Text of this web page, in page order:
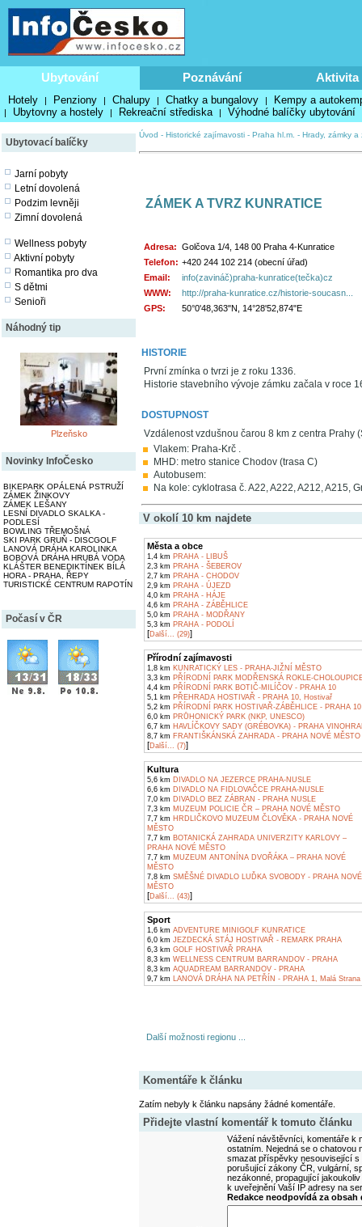
Ubytování Poznávání Aktivita
Hotely | Penziony | Chalupy | Chatky a bungalovy | Kempy a
| Ubytovny a hostely | Rekreační střediska | Výhodné balíčky ubytování
Ubytovací balíčky
Jarní pobyty
Letní dovolená
Podzim levněji
Zimní dovolená
Wellness pobyty
Aktivní pobyty
Romantika pro dva
S dětmi
Senioři
Náhodný tip
Plzeňsko
Novinky InfoČesko
BIKEPARK OPÁLENÁ PSTRUŽÍ
ZÁMEK ŽINKOVY
ZÁMEK LEŠANY
LESNÍ DIVADLO SKALKA -
PODLESÍ
BOWLING TŘEMOŠNÁ
SKI PARK GRUŇ - DISCGOLF
LANOVÁ DRÁHA KAROLINKA
BOBOVÁ DRÁHA HRUBÁ VODA
KLÁŠTER BENEDIKTÍNEK BÍLÁ
HORA - PRAHA, ŘEPY
TURISTICKÉ CENTRUM RAPOTÍN
Počasí v ČR
Úvod - Historické zajímavosti - Praha hl.m. - Hrady, zámky a
ZÁMEK A TVRZ KUNRATICE
Adresa: Golčova 1/4, 148 00 Praha 4-Kunratice
Telefon: +420 244 102 214 (obecní úřad)
Email:
info(zavináč)praha-kunratice(tečka)cz
WWW:
http://praha-kunratice.cz/historie-soucasn...
GPS:
50°0'48,363"N, 14°28'52,874"E
HISTORIE
První zmínka o tvrzi je z roku 1336.
Historie stavebního vývoje zámku začala v roce
DOSTUPNOST
Vzdálenost vzdušnou čarou 8 km z centra Prahy
Vlakem: Praha-Krč .
MHD: metro stanice Chodov (trasa C)
Autobusem:
Na kole: cyklotrasa č. A22, A222, A212, A215,
V okolí 10 km najdete
Města a obce
1,4 km PRAHA - LIBUŠ
2,3 km PRAHA - ŠEBEROV
2,7 km PRAHA - CHODOV
2,9 km PRAHA - ÚJEZD
4,0 km PRAHA - HÁJE
4,6 km PRAHA - ZÁBĚHLICE
5,0 km PRAHA - MODŘANY
5,3 km PRAHA - PODOLÍ
[Další... (29)]
Přírodní zajímavosti
1,8 km KUNRATICKÝ LES - PRAHA-JIŽNÍ MĚSTO
3,3 km PŘÍRODNÍ PARK MODŘENSKÁ ROKLE-
4,4 km PŘÍRODNÍ PARK BOTIČ-MILÍČOV - PRAHA 10
5,1 km PŘEHRADA HOSTIVAŘ - PRAHA 10, Hostivař
5,2 km PŘÍRODNÍ PARK HOSTIVAŘ-ZÁBĚHLICE - PRAHA 10
6,0 km PRŮHONICKÝ PARK (NKP, UNESCO)
6,7 km HAVLÍČKOVY SADY (GRÉBOVKA) - PRAHA
8,7 km FRANTIŠKÁNSKÁ ZAHRADA - PRAHA NOVÉ MĚSTO
[Další... (7)]
Kultura
5,6 km DIVADLO NA JEZERCE PRAHA-NUSLE
6,6 km DIVADLO NA FIDLOVAČCE PRAHA-NUSLE
7,0 km DIVADLO BEZ ZÁBRAN - PRAHA NUSLE
7,3 km MUZEUM POLICIE ČR – PRAHA NOVÉ MĚSTO
7,7 km HRDLIČKOVO MUZEUM ČLOVĚKA - PRAHA NOVÉ
MĚSTO
7,7 km BOTANICKÁ ZAHRADA UNIVERZITY KARLOVY –
PRAHA NOVÉ MĚSTO
7,7 km MUZEUM ANTONÍNA DVOŘÁKA – PRAHA NOVÉ
MĚSTO
7,8 km SMĚŠNÉ DIVADLO LUĎKA SVOBODY - PRAHA NOVÉ
MĚSTO
[Další... (43)]
Sport
1,6 km ADVENTURE MINIGOLF KUNRATICE
6,0 km JEZDECKÁ STÁJ HOSTIVAŘ - REMARK PRAHA
6,3 km GOLF HOSTIVAŘ PRAHA
8,3 km WELLNESS CENTRUM BARRANDOV - PRAHA
8,3 km AQUADREAM BARRANDOV - PRAHA
9,7 km LANOVÁ DRÁHA NA PETŘÍN - PRAHA 1, Malá Strana
Další možnosti regionu ...
Komentáře k článku
Zatím nebyly k článku napsány žádné komentáře.
Přidejte vlastní komentář k tomuto článku
Vážení návštěvníci, komentáře k
ostatním. Nejedná se o
smazat příspěvky nesouvisející
porušující zákony ČR, vulgární,
nezákonné, propagující
k uveřejnění Vaší IP adresy na
Redakce neodpovídá za